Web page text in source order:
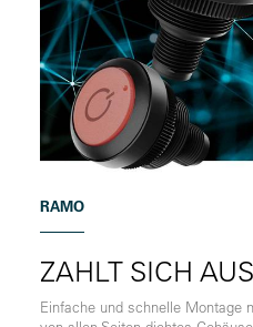
RAMO
ZAHLT SICH AUS
Einfache und schnelle Montage